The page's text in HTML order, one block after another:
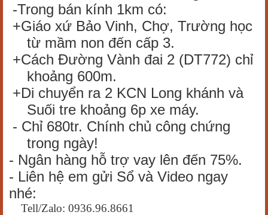
-Trong bán kính 1km có:
+Giáo xứ Bảo Vinh, Chợ, Trường học
từ mầm non đến cấp 3.
+Cách Đường Vành đai 2 (DT772) chỉ
khoảng 600m.
+Di chuyển ra 2 KCN Long khánh và
Suối tre khoảng 6p xe máy.
- Chỉ 680tr. Chính chủ công chứng
trong ngày!
- Ngân hàng hỗ trợ vay lên đến 75%.
- Liên hệ em gửi Sổ và Video ngay
nhé:
Tell/Zalo: 0936.96.8661